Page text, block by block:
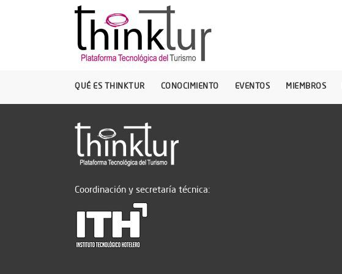
QUÉ ES THINKTUR CONOCIMIENTO EVENTOS MIEMBROS
Coordinación y secretaría técnica: